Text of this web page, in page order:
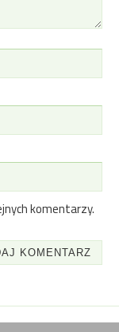
komentarzy.